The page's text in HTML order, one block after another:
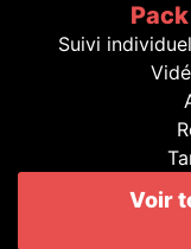
Suivi
Voir